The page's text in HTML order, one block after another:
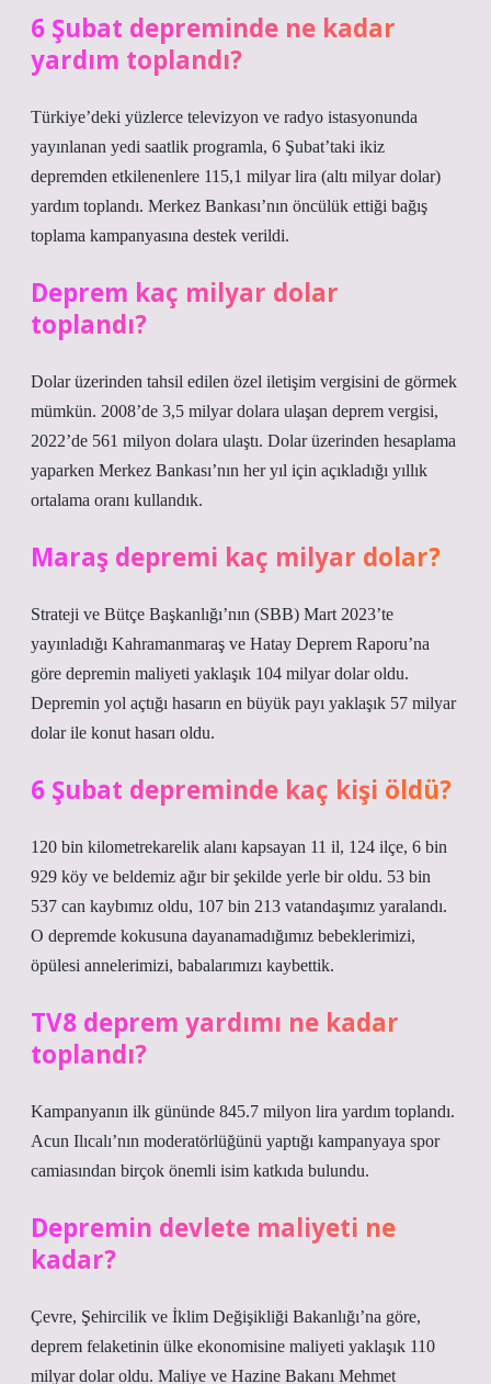
6 Şubat depreminde ne kadar
yardım toplandı?
Türkiye’deki yüzlerce televizyon ve radyo istasyonunda
yayınlanan yedi saatlik programla, 6 Şubat’taki ikiz
depremden etkilenenlere 115,1 milyar lira (altı milyar dolar)
yardım toplandı. Merkez Bankası’nın öncülük ettiği bağış
toplama kampanyasına destek verildi.
Deprem kaç milyar dolar
toplandı?
Dolar üzerinden tahsil edilen özel iletişim vergisini de görmek
mümkün. 2008’de 3,5 milyar dolara ulaşan deprem vergisi,
2022’de 561 milyon dolara ulaştı. Dolar üzerinden hesaplama
yaparken Merkez Bankası’nın her yıl için açıkladığı yıllık
ortalama oranı kullandık.
Maraş depremi kaç milyar dolar?
Strateji ve Bütçe Başkanlığı’nın (SBB) Mart 2023’te
yayınladığı Kahramanmaraş ve Hatay Deprem Raporu’na
göre depremin maliyeti yaklaşık 104 milyar dolar oldu.
Depremin yol açtığı hasarın en büyük payı yaklaşık 57 milyar
dolar ile konut hasarı oldu.
6 Şubat depreminde kaç kişi öldü?
120 bin kilometrekarelik alanı kapsayan 11 il, 124 ilçe, 6 bin
929 köy ve beldemiz ağır bir şekilde yerle bir oldu. 53 bin
537 can kaybımız oldu, 107 bin 213 vatandaşımız yaralandı.
O depremde kokusuna dayanamadığımız bebeklerimizi,
öpülesi annelerimizi, babalarımızı kaybettik.
TV8 deprem yardımı ne kadar
toplandı?
Kampanyanın ilk gününde 845.7 milyon lira yardım toplandı.
Acun Ilıcalı’nın moderatörlüğünü yaptığı kampanyaya spor
camiasından birçok önemli isim katkıda bulundu.
Depremin devlete maliyeti ne
kadar?
Çevre, Şehircilik ve İklim Değişikliği Bakanlığı’na göre,
deprem felaketinin ülke ekonomisine maliyeti yaklaşık 110
milyar dolar oldu. Maliye ve Hazine Bakanı Mehmet